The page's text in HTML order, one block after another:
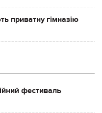
приватну гімназію
фестиваль